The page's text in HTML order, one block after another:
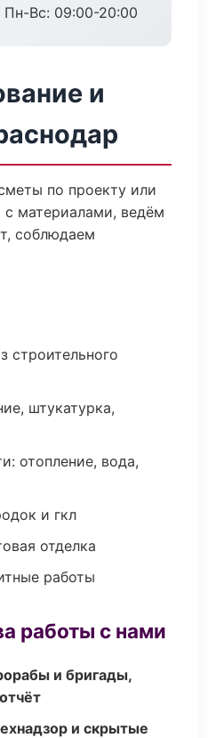
Пн-Вс: 09:00-20:00
и
по проекту или
материалами, ведём
соблюдаем
строительного
штукатурка,
отопление, вода,
и гкл
отделка
работы
работы с нами
и бригады,
и скрытые